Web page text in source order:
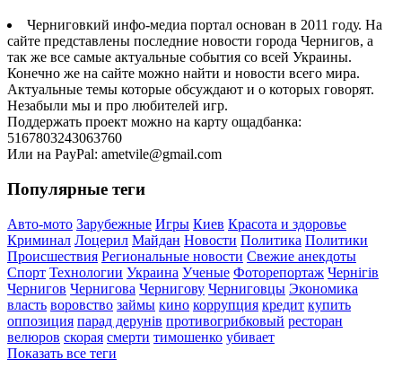
Черниговкий инфо-медиа портал основан в 2011 году. На
сайте представлены последние новости города Чернигов, а
так же все самые актуальные события со всей Украины.
Конечно же на сайте можно найти и новости всего мира.
Актуальные темы которые обсуждают и о которых говорят.
Незабыли мы и про любителей игр.
Поддержать проект можно на карту ощадбанка:
5167803243063760
Или на PayPal: ametvile@gmail.com
Популярные теги
Авто-мото Зарубежные Игры Киев Красота и здоровье
Криминал Лоцерил Майдан Новости Политика Политики
Происшествия Региональные новости Свежие анекдоты
Спорт Технологии Украина Ученые Фоторепортаж Чернігів
Чернигов Чернигова Чернигову Черниговцы Экономика
власть воровство займы кино коррупция кредит купить
оппозиция парад дерунів противогрибковый ресторан
велюров скорая смерти тимошенко убивает
Показать все теги